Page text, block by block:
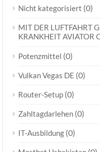
Nicht kategorisiert (0)
MIT DER LUFTFAHRT
KRANKHEIT AVIATOR
Potenzmittel (0)
Vulkan Vegas DE (0)
Router-Setup (0)
Zahltagdarlehen (0)
IT-Ausbildung (0)